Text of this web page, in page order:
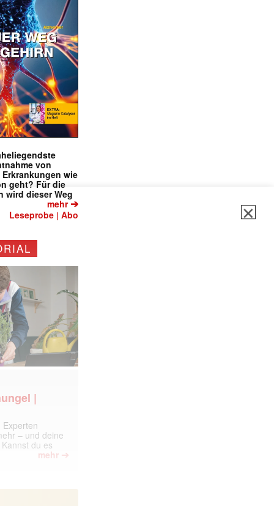
von
wie
geht? Für die
wird dieser Weg
mehr➔
Leseprobe |Abo
|
Experten
– und deine
du es
mehr ➔